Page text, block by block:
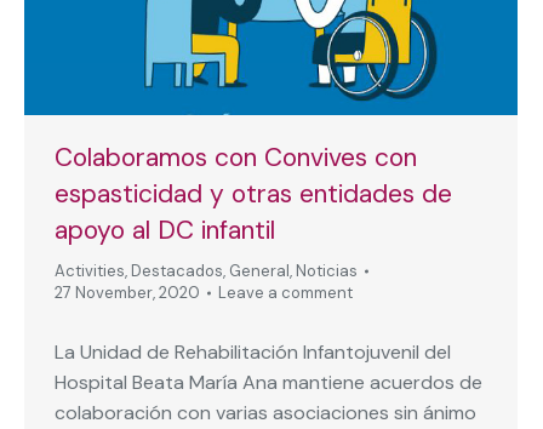
Colaboramos con Convives con
espasticidad y otras entidades de
apoyo al DC infantil
Activities, Destacados, General, Noticias
27 November, 2020
Leave a comment
La Unidad de Rehabilitación Infantojuvenil del
Hospital Beata María Ana mantiene acuerdos de
colaboración con varias asociaciones sin ánimo